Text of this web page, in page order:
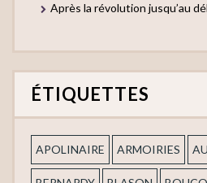
Après la révolution jusqu’au
ÉTIQUETTES
APOLINAIRE ARMOIRIES